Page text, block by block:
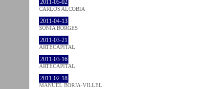
2011-05-02
CARLOS ALCOBIA
2011-04-13
SÓNIA BORGES
2011-03-21
ARTECAPITAL
2011-03-16
ARTECAPITAL
2011-02-18
MANUEL BORJA-VILLEL